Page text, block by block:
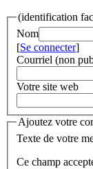
(identification
Nom
[Se connecter]
Courriel (non
Votre site web
Ajoutez votre
Texte de votre
Ce champ